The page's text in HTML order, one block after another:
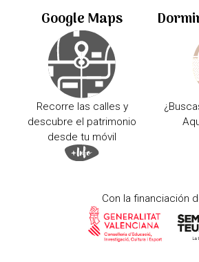
Google Maps
Recorre las calles y
descubre el patrimonio
desde tu móvil
Con la financiación